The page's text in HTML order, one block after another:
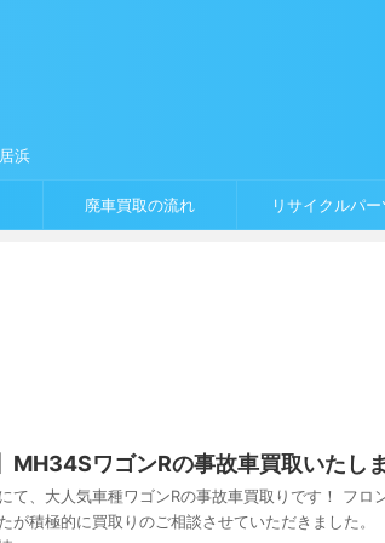
浜
廃車買取の流れ リサイクルパー
MH34SワゴンRの事故車買取いたし
て、大人気車種ワゴンRの事故車買取りです！ フロ
が積極的に買取りのご相談させていただきました